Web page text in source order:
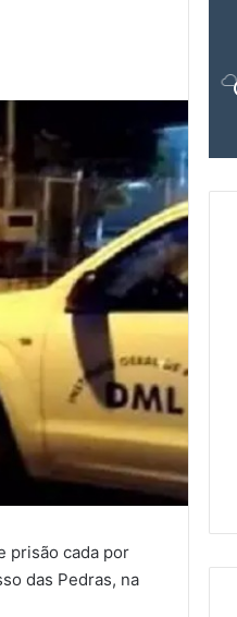
prisão cada por
das Pedras, na